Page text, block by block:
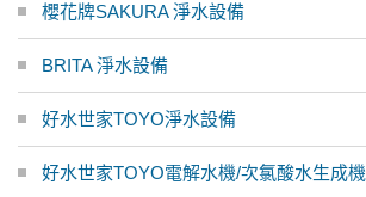
櫻花牌SAKURA 淨水設備
BRITA 淨水設備
好水世家TOYO淨水設備
好水世家TOYO電解水機/次氯酸水生成機